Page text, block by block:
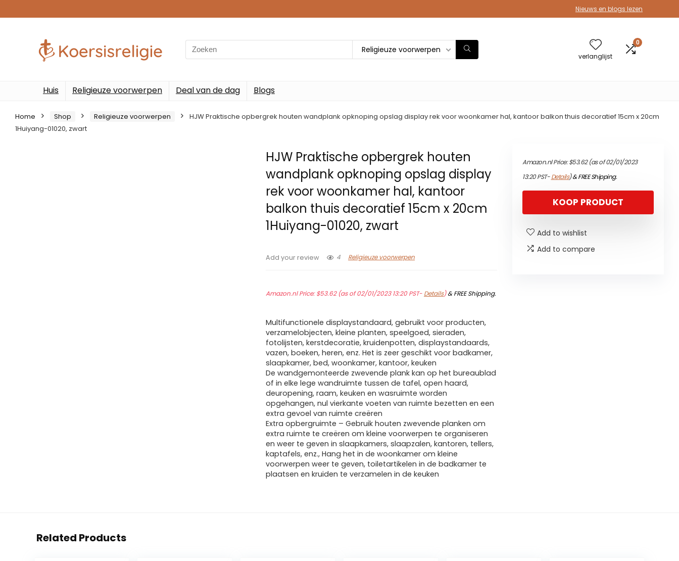
Nieuws en blogs lezen
Search
for:
Religieuze voorwerpen
verlanglijst
0
Huis Religieuze voorwerpen Deal van de dag Blogs
Home Shop Religieuze voorwerpen
HJW Praktische opbergrek houten wandplank opknoping opslag display rek voor woonkamer hal, kantoor balkon thuis decoratief 15cm x 20cm
1Huiyang-01020, zwart
HJW Praktische opbergrek houten
wandplank opknoping opslag display
rek voor woonkamer hal, kantoor
balkon thuis decoratief 15cm x 20cm
1Huiyang-01020, zwart
Add your review 4 Religieuze voorwerpen
Amazon.nl Price:$53.62(as of 02/01/2023 13:20 PST- Details)&FREE Shipping.
Multifunctionele displaystandaard, gebruikt voor producten,
verzamelobjecten, kleine planten, speelgoed, sieraden,
fotolijsten, kerstdecoratie, kruidenpotten, displaystandaards,
vazen, boeken, heren, enz. Het is zeer geschikt voor badkamer,
slaapkamer, bed, woonkamer, kantoor, keuken
De wandgemonteerde zwevende plank kan op het bureaublad
of in elke lege wandruimte tussen de tafel, open haard,
deuropening, raam, keuken en wasruimte worden
opgehangen, nul vierkante voeten van ruimte bezetten en een
extra gevoel van ruimte creëren
Extra opbergruimte – Gebruik houten zwevende planken om
extra ruimte te creëren om kleine voorwerpen te organiseren
en weer te geven in slaapkamers, slaapzalen, kantoren, tellers,
kaptafels, enz., Hang het in de woonkamer om kleine
voorwerpen weer te geven, toiletartikelen in de badkamer te
plaatsen en kruiden te verzamelen in de keuken
Amazon.nl Price:$53.62(as of 02/01/2023
13:20 PST-Details)&FREE Shipping.
KOOP PRODUCT
Add to wishlist
Add to compare
Related Products